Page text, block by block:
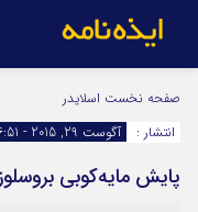
اینستاگرام
سروش
آپارات
رمز عبور
صفحه نخست اسلایدر
انتشار :
آگوست 29, 2015 - 6:51 ق.ظ
پایش مایه‌‌کوبی